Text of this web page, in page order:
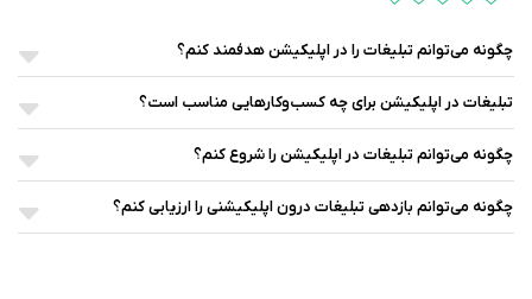
چگونه می‌توانم تبلیغات را در اپلیکیشن هدفمند کنم؟
تبلیغات در اپلیکیشن برای چه کسب‌وکارهایی مناسب است؟
چگونه می‌توانم تبلیغات در اپلیکیشن را شروع کنم؟
چگونه می‌توانم بازدهی تبلیغات درون‌ اپلیکیشنی را ارزیابی کنم؟